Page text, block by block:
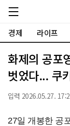
경제 라이프
화제의 공포
벗었다... 쿠
입력 2026.05.27.
27일 개봉한 공